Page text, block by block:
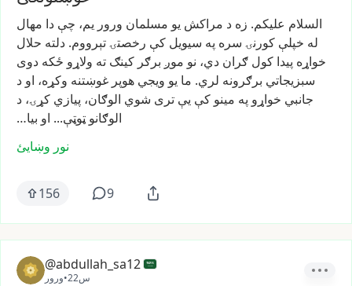
السلام علیکم. زه د مراکش یو مسلمان ورور یم، چې دا مهال
له خپلې کورنۍ سره په سیویل کې رخصتۍتېرووم. دلته حلال
خواړه پیدا کول ګران دي، نو موږ برګر کینګ ته ولاړو ځکه دوی
سبزیجاتي برګرونه لري. ما یو ویجي هوپر غوښتنه وکړه، او د
جانبي خواړو په مینو کې یې تری شوي الوګان، پیازي کړۍ، د
الوګانو ټوټې... او بیا…
نور وښایئ
156 9
@abdullah_sa12
ورور• 22س